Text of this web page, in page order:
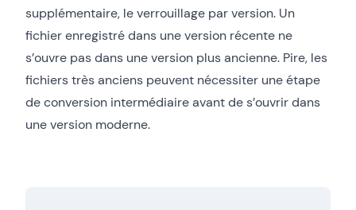
supplémentaire, le verrouillage par version. Un
fichier enregistré dans une version récente ne
s’ouvre pas dans une version plus ancienne. Pire, les
fichiers très anciens peuvent nécessiter une étape
de conversion intermédiaire avant de s’ouvrir dans
une version moderne.